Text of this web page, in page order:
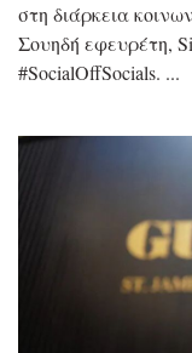
στη διάρκεια
Σουηδή εφευρέτη,
#SocialOffSocials.